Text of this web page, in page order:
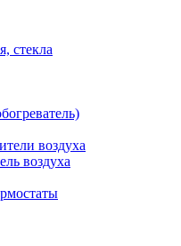
стекла
воздуха
воздуха